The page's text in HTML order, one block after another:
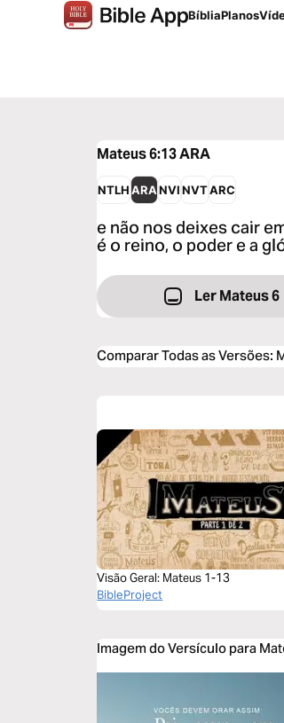
BíbliaPlanos
Mateus 6:13ARA
NTLH ARA NVI NVTARC
e não nos deixes cair
é o reino, o poder e a
Ler Mateus 6
Comparar Todas as Versões:
Visão Geral: Mateus 1-13
BibleProject
Imagem do Versículo para